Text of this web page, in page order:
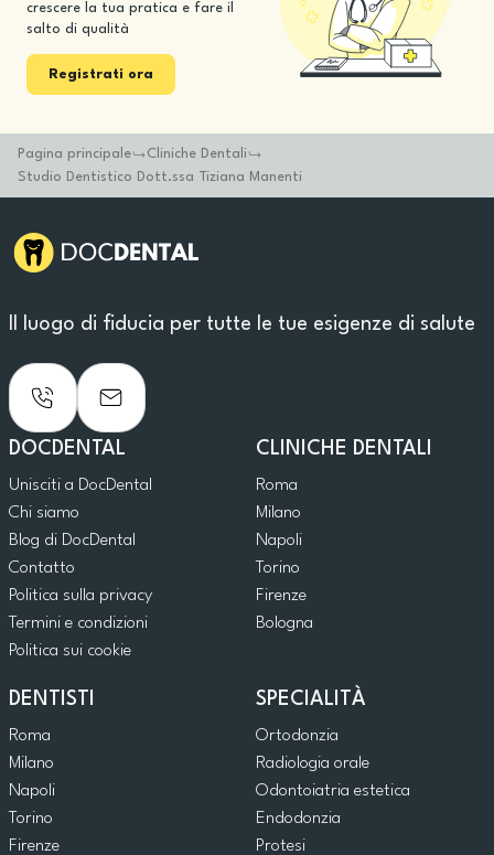
crescere la tua pratica e fare il
salto di qualità
Registrati ora
Pagina principale
Cliniche Dentali
Studio Dentistico Dott.ssa Tiziana Manenti
Il luogo di fiducia per tutte le tue esigenze di salute
DOCDENTAL
Unisciti a DocDental
Chi siamo
Blog di DocDental
Contatto
Politica sulla privacy
Termini e condizioni
Politica sui cookie
CLINICHE DENTALI
Roma
Milano
Napoli
Torino
Firenze
Bologna
DENTISTI
Roma
Milano
Napoli
Torino
Firenze
SPECIALITÀ
Ortodonzia
Radiologia orale
Odontoiatria estetica
Endodonzia
Protesi